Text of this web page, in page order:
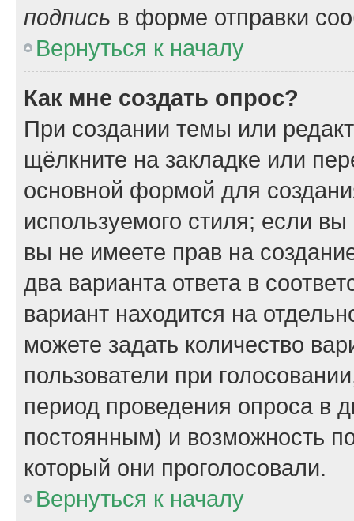
подпись в форме отправки
Вернуться к началу
Как мне создать опрос?
При создании темы или
щёлкните на закладке или
основной формой для
используемого стиля; если
вы не имеете прав на
два варианта ответа в
вариант находится на
можете задать количество
пользователи при
период проведения опроса в
постоянным) и возможность
который они проголосовали.
Вернуться к началу